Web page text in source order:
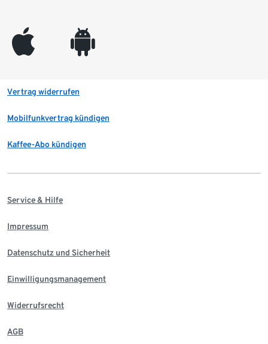
appleinc android
Vertrag widerrufen
Mobilfunkvertrag kündigen
Kaffee-Abo kündigen
Service & Hilfe
Impressum
Datenschutz und Sicherheit
Einwilligungsmanagement
Widerrufsrecht
AGB